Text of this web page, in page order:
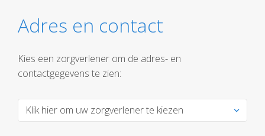
Adres en contact
Kies een zorgverlener om de adres- en
contactgegevens te zien: